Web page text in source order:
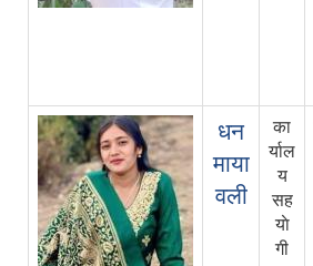
धन
माया
वली
का
र्याल
य
सह
याे
गी